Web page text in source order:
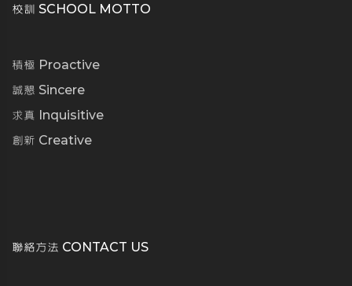
校訓 SCHOOL MOTTO
積極 Proactive
誠懇 Sincere
求真 Inquisitive
創新 Creative
聯絡方法 CONTACT US